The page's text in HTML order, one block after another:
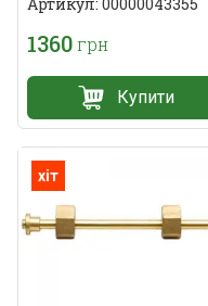
1360грн
Купити
хіт